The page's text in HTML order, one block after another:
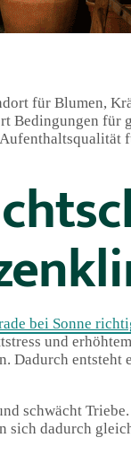
für Blumen,
für
bei Sonne
und
Dadurch
schwächt
dadurch